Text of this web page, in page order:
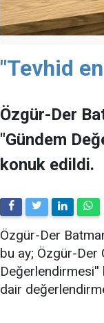
"Tevhid
Özgür-Der
"Gündem
konuk edildi.
​Özgür-Der
bu ay; Özgür-Der
Değerlendirmesi''
dair